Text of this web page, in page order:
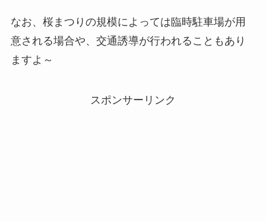
なお、桜まつりの規模によっては臨時駐車場が用
意される場合や、交通誘導が行われることもあり
ますよ～
スポンサーリンク